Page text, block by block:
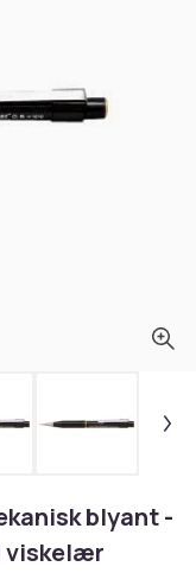
blyant -
viskelær